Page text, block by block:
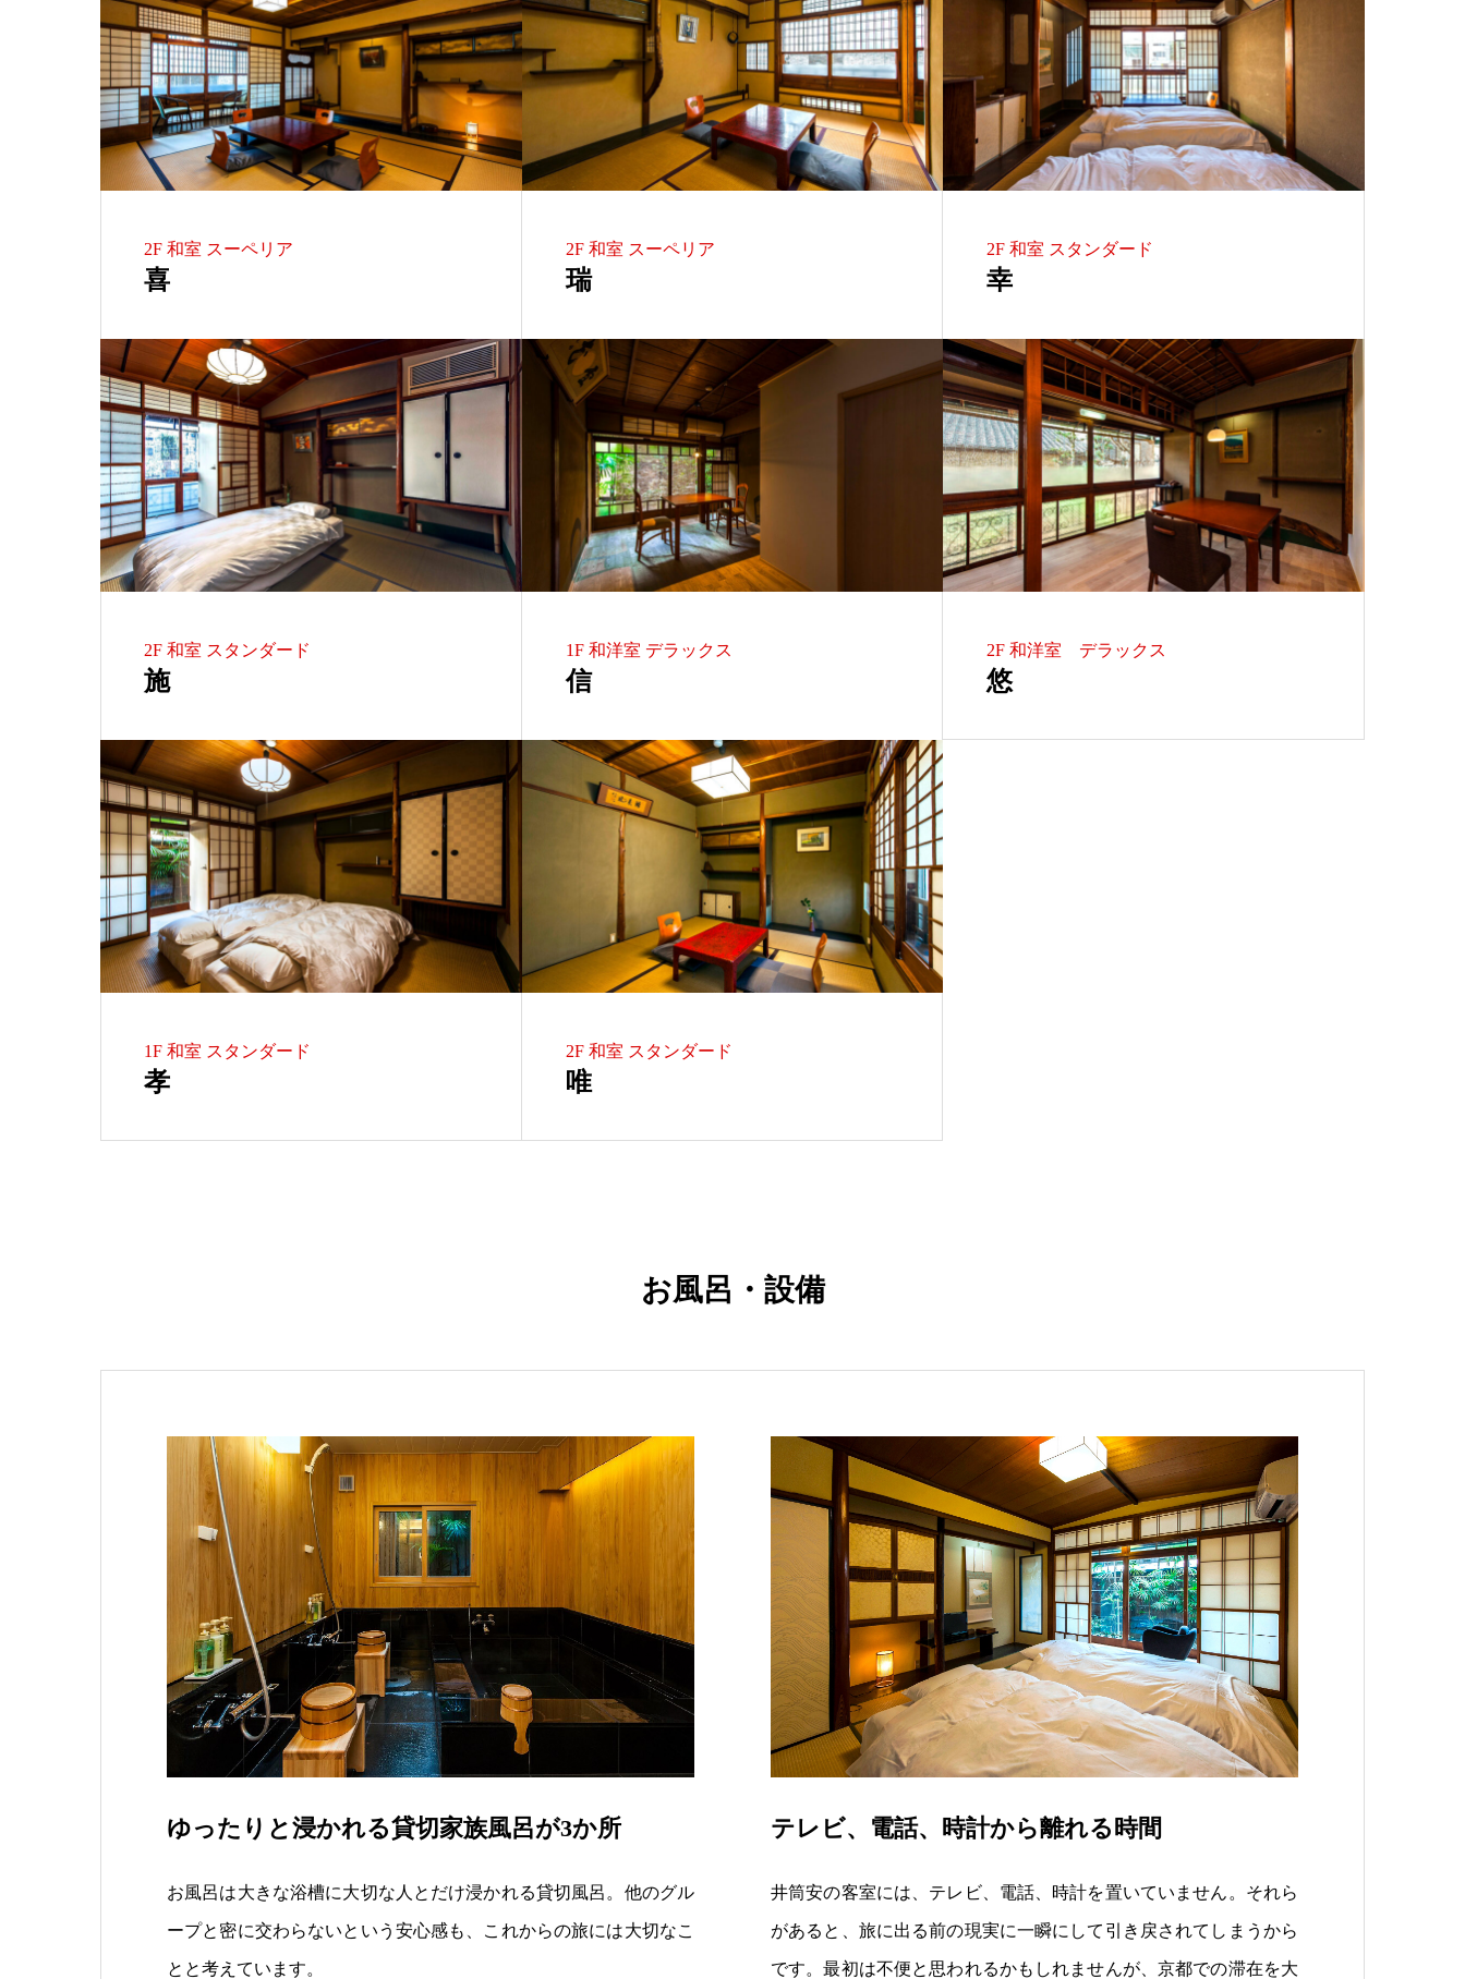
2F 和室 スーペリア
喜
2F 和室 スーペリア
瑞
2F 和室 スタンダード
幸
2F 和室 スタンダード
施
1F 和洋室 デラックス
信
2F 和洋室 デラックス
悠
1F 和室 スタンダード
孝
2F 和室 スタンダード
唯
お風呂・設備
ゆったりと浸かれる貸切家族風呂が3か所
お風呂は大きな浴槽に大切な人とだけ浸かれる貸切風呂。他のグル
ープと密に交わらないという安心感も、これからの旅には大切なこ
とと考えています。
テレビ、電話、時計から離れる時間
井筒安の客室には、テレビ、電話、時計を置いていません。それら
があると、旅に出る前の現実に一瞬にして引き戻されてしまうから
です。最初は不便と思われるかもしれませんが、京都での滞在を大